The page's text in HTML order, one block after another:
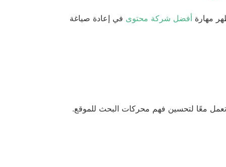
مهارة أفضل شركة محتوى في إعادة صياغة
تعمل معًا لتحسين فهم محركات البحث للموقع.